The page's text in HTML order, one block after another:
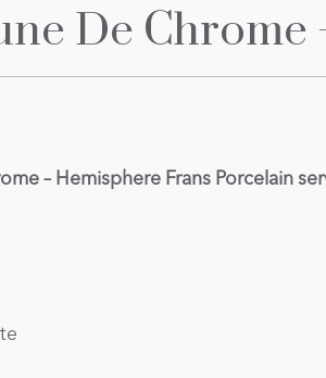
De
– Hemisphere Frans Porcelain